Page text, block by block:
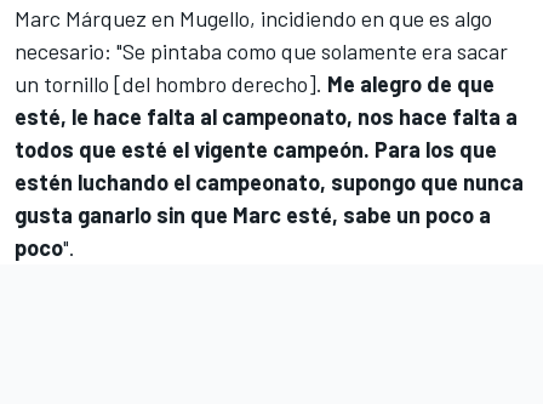
Marc Márquez en Mugello, incidiendo en que es algo
necesario: "Se pintaba como que solamente era sacar
un tornillo [del hombro derecho]. Me alegro de que
esté, le hace falta al campeonato, nos hace falta a
todos que esté el vigente campeón. Para los que
estén luchando el campeonato, supongo que nunca
gusta ganarlo sin que Marc esté, sabe un poco a
poco".